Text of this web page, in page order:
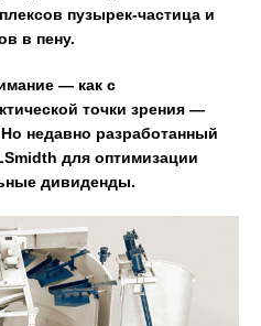
пузырек-частица и
в пену.
— как с
точки зрения —
недавно разработанный
для оптимизации
дивиденды.